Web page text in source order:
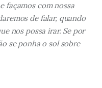
façamos com nossa
de falar, quando
nos possa irar. Se por
se ponha o sol sobre